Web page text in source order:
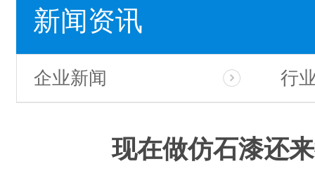
新闻资讯
企业新闻 行
现在做仿石漆还